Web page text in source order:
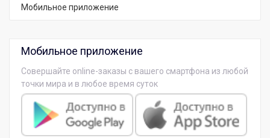
Мобильное приложение
Мобильное приложение
Совершайте online-заказы с вашего смартфона из любой
точки мира и в любое время суток